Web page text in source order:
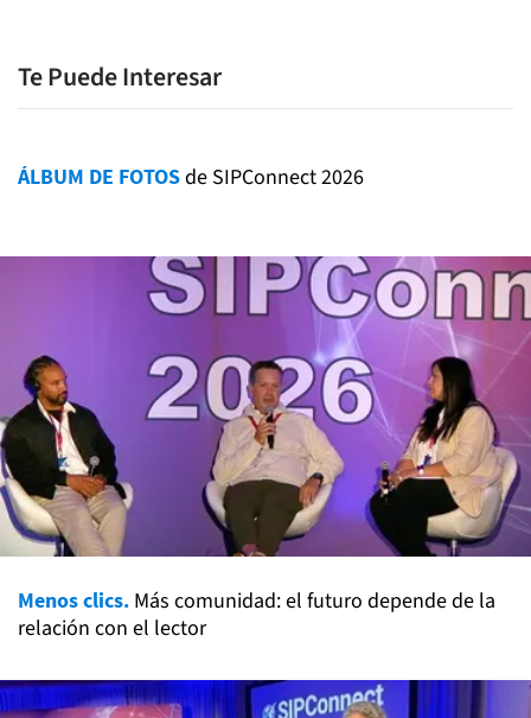
Te Puede Interesar
ÁLBUM DE FOTOSde SIPConnect 2026
Menos clics. Más comunidad: el futuro depende de la
relación con el lector